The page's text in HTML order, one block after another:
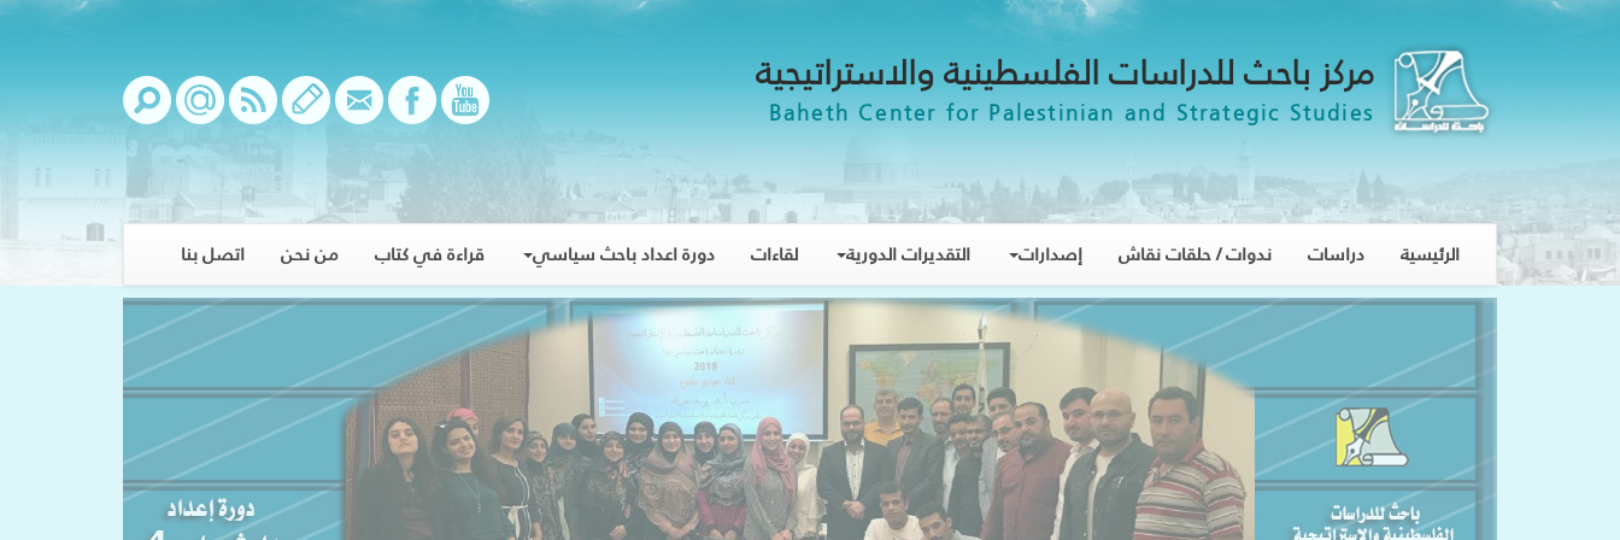
مركز باحث للدراسات الفلسطينية والاستراتيجية
Baheth Center for Palestinian and Strategic Studies
الرئيسية دراسات ندوات / حلقات نقاش إصدارات التقديرات الدورية لقاءات دورة اعداد باحث سياسي قراءة في كتاب من نحن اتصل بنا